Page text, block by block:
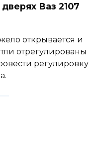
Ваз 2107
открывается и
отрегулированы
регулировку